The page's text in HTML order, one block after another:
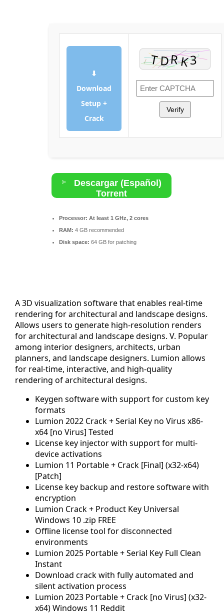
⬇
Download
Setup +
Crack
Verify
Descargar (Español)
Torrent
Processor: At least 1 GHz, 2 cores
RAM: 4 GB recommended
Disk space: 64 GB for patching
A 3D visualization software that enables real-time
rendering for architectural and landscape designs.
Allows users to generate high-resolution renders
for architectural and landscape designs. V. Popular
among interior designers, architects, urban
planners, and landscape designers. Lumion allows
for real-time, interactive, and high-quality
rendering of architectural designs.
Keygen software with support for custom key
formats
Lumion 2022 Crack + Serial Key no Virus x86-
x64 [no Virus] Tested
License key injector with support for multi-
device activations
Lumion 11 Portable + Crack [Final] (x32-x64)
[Patch]
License key backup and restore software with
encryption
Lumion Crack + Product Key Universal
Windows 10 .zip FREE
Offline license tool for disconnected
environments
Lumion 2025 Portable + Serial Key Full Clean
Instant
Download crack with fully automated and
silent activation process
Lumion 2023 Portable + Crack [no Virus] (x32-
x64) Windows 11 Reddit